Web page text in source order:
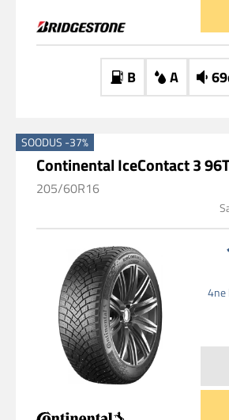
B A
SOODUS -37%
Continental IceContact 3
205/60R16
4ne